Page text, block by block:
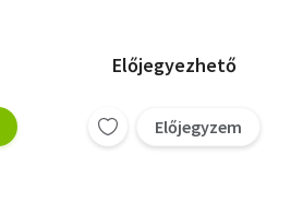
Előjegyezhető
Előjegyzem